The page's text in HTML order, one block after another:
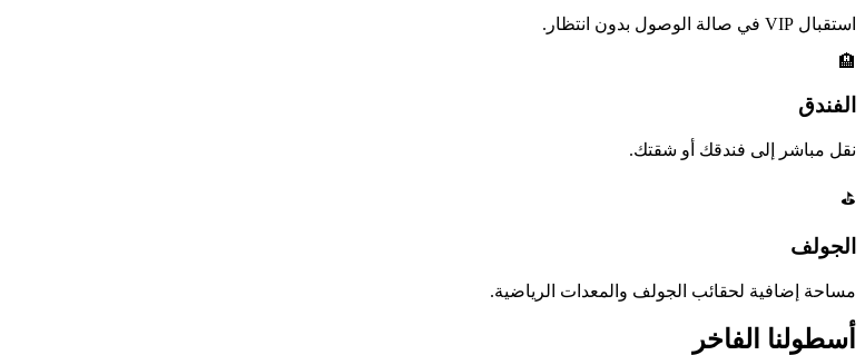
استقبال VIP في صالة الوصول بدون انتظار.
🏨
الفندق
نقل مباشر إلى فندقك أو شقتك.
⛳
الجولف
مساحة إضافية لحقائب الجولف والمعدات الرياضية.
أسطولنا الفاخر